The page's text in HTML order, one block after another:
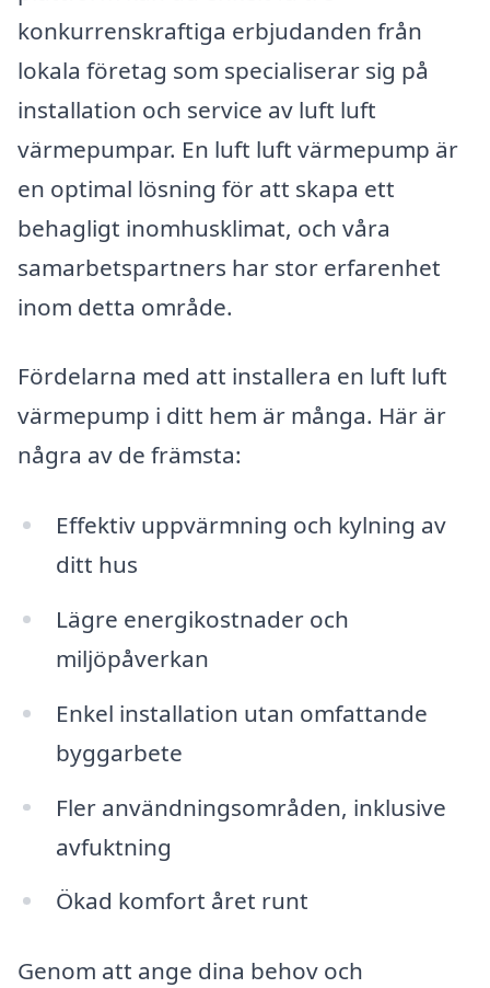
konkurrenskraftiga erbjudanden från
lokala företag som specialiserar sig på
installation och service av luft luft
värmepumpar. En luft luft värmepump är
en optimal lösning för att skapa ett
behagligt inomhusklimat, och våra
samarbetspartners har stor erfarenhet
inom detta område.
Fördelarna med att installera en luft luft
värmepump i ditt hem är många. Här är
några av de främsta:
Effektiv uppvärmning och kylning av
ditt hus
Lägre energikostnader och
miljöpåverkan
Enkel installation utan omfattande
byggarbete
Fler användningsområden, inklusive
avfuktning
Ökad komfort året runt
Genom att ange dina behov och